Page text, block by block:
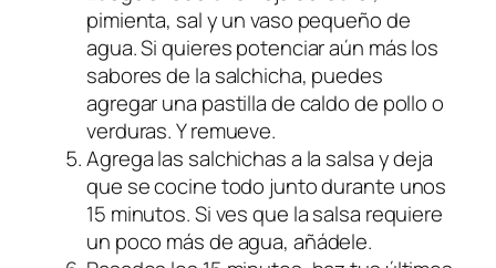
pimienta, sal y un vaso pequeño de
agua. Si quieres potenciar aún más los
sabores de la salchicha, puedes
agregar una pastilla de caldo de pollo o
verduras. Y remueve.
Agrega las salchichas a la salsa y deja
que se cocine todo junto durante unos
15 minutos. Si ves que la salsa requiere
un poco más de agua, añádele.